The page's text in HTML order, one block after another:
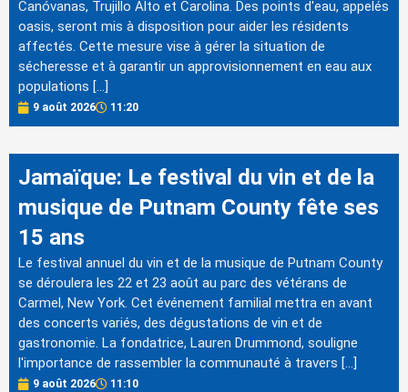
Canóvanas, Trujillo Alto et Carolina. Des points d'eau, appelés
oasis, seront mis à disposition pour aider les résidents
affectés. Cette mesure vise à gérer la situation de
sécheresse et à garantir un approvisionnement en eau aux
populations […]
9 août 2026 11:20
Jamaïque: Le festival du vin et de la
musique de Putnam County fête ses
15 ans
Le festival annuel du vin et de la musique de Putnam County
se déroulera les 22 et 23 août au parc des vétérans de
Carmel, New York. Cet événement familial mettra en avant
des concerts variés, des dégustations de vin et de
gastronomie. La fondatrice, Lauren Drummond, souligne
l'importance de rassembler la communauté à travers […]
9 août 2026 11:10